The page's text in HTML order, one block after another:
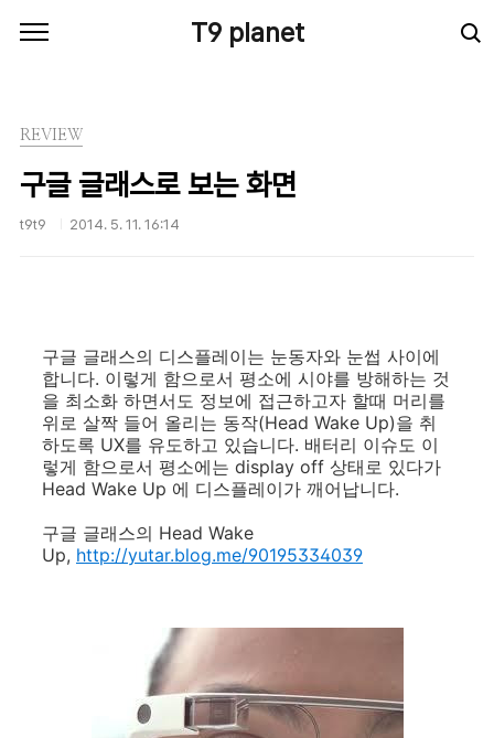
T9 planet
REVIEW
구글 글래스로 보는 화면
t9t9 2014. 5. 11. 16:14
구글 글래스의 디스플레이는 눈동자와 눈썹 사이에
합니다. 이렇게 함으로서 평소에 시야를 방해하는 것
을 최소화 하면서도 정보에 접근하고자 할때 머리를
위로 살짝 들어 올리는 동작(Head Wake Up)을 취
하도록 UX를 유도하고 있습니다. 배터리 이슈도 이
렇게 함으로서 평소에는 display off 상태로 있다가
Head Wake Up 에 디스플레이가 깨어납니다.
구글 글래스의 Head Wake
Up, http://yutar.blog.me/90195334039